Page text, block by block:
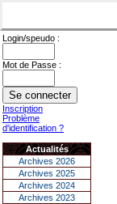
Login/speudo :
Mot de Passe :
Inscription
Problème
d'identification ?
Actualités
Archives 2026
Archives 2025
Archives 2024
Archives 2023